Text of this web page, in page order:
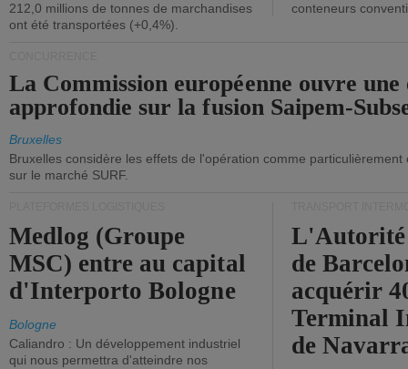
212,0 millions de tonnes de marchandises
ont été transportées (+0,4%).
conteneurs
La Commission européenne ouvre une
approfondie sur la fusion Saipem-
Bruxelles
Bruxelles considère les effets de l'opération comme
sur le marché SURF.
Medlog (Groupe
MSC) entre au capital
d'Interporto Bologne
Bologne
Caliandro : Un développement industriel
qui nous permettra d'atteindre nos
de
acquérir
Terminal
de